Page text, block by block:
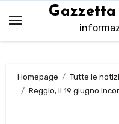
contenuto
Homepage Tutte le
Reggio, il 19 giugno